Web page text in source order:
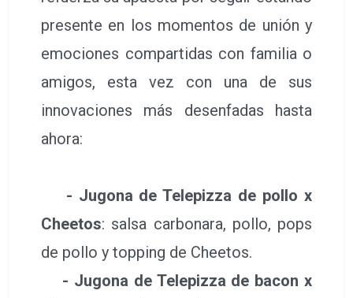
presente en los momentos de unión y
emociones compartidas con familia o
amigos, esta vez con una de sus
innovaciones más desenfadas hasta
ahora:
- Jugona de Telepizza de pollo x
Cheetos: salsa carbonara, pollo, pops
de pollo y topping de Cheetos.
- Jugona de Telepizza de bacon x